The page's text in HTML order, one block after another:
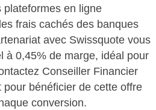
plateformes en ligne
frais cachés des banques
avec Swissquote vous
à 0,45% de marge, idéal pour
Conseiller Financier
pour bénéficier de cette offre
conversion.